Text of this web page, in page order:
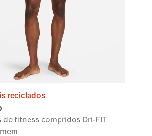
reciclados
de fitness compridos Dri-FIT